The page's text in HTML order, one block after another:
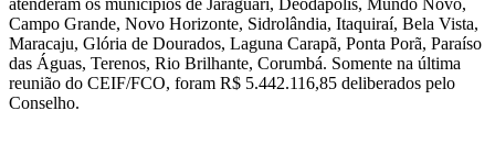
Campo Grande, Novo Horizonte, Sidrolândia, Itaquiraí, Bela Vista,
Maracaju, Glória de Dourados, Laguna Carapã, Ponta Porã, Paraíso
das Águas, Terenos, Rio Brilhante, Corumbá. Somente na última
reunião do CEIF/FCO, foram R$ 5.442.116,85 deliberados pelo
Conselho.